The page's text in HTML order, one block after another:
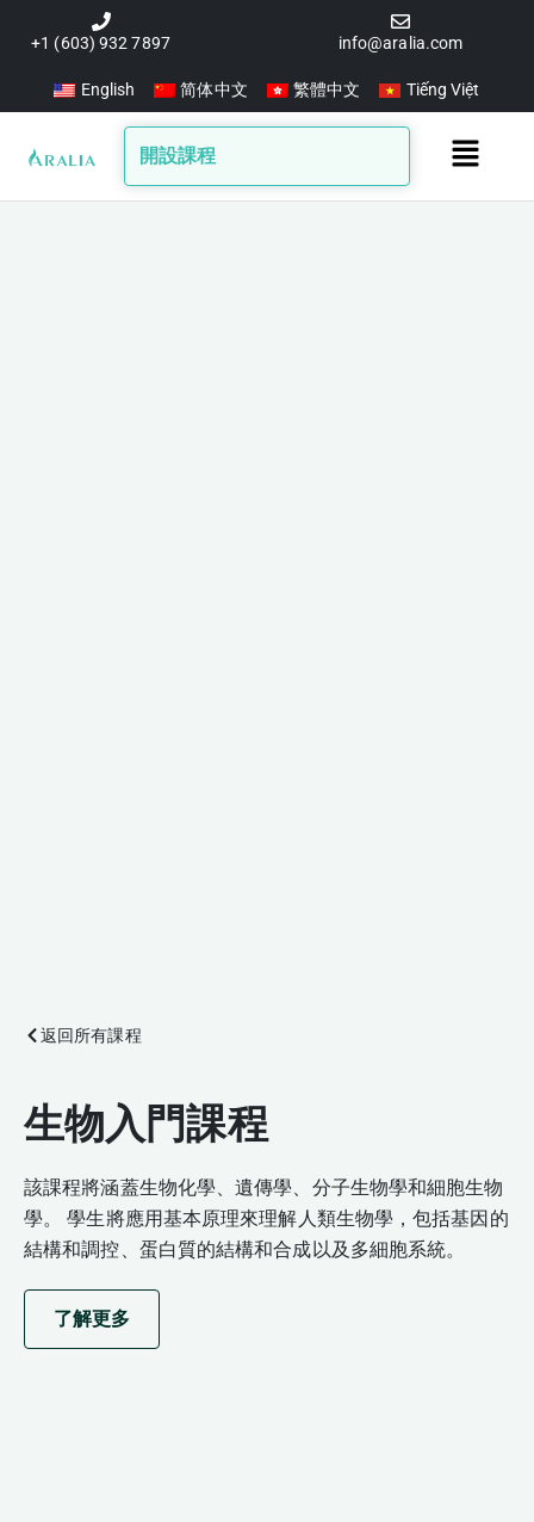
要
+1 (603) 932 7897 info@aralia.com
English 简体中文 繁體中文 Tiếng Việt
開設課程
Main
返回所有課程
生物入門課程
該課程將涵蓋生物化學、遺傳學、分子生物學和細胞生物
學。 學生將應用基本原理來理解人類生物學，包括基因的
結構和調控、蛋白質的結構和合成以及多細胞系統。
了解更多